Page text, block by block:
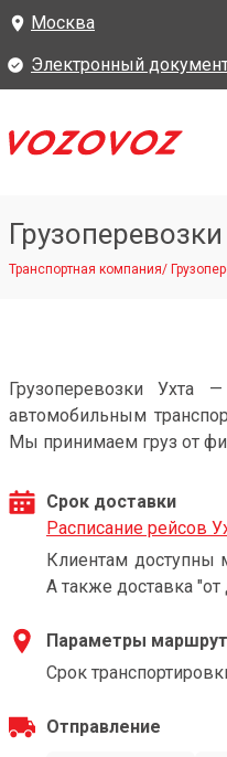
Москва
Электронный
Транспортная компания/
Грузоперевозки Ухта
автомобильным
Мы принимаем груз от
Срок доставки
Расписание рейсов
Клиентам доступны
А также доставка
Параметры
Срок
Отправление